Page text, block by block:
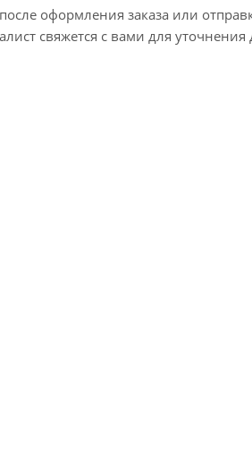
оформления заказа или
свяжется с вами для уточнения